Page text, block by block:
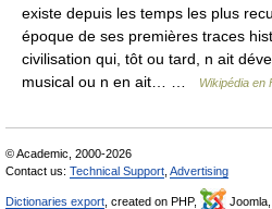
existe depuis les temps les plus
époque de ses premières traces
civilisation qui, tôt ou tard, n ait
musical ou n en ait… …
Wikipédia en
© Academic, 2000-2026
Contact us: Technical Support Advertising
Dictionaries export , created on PHP, Joomla,